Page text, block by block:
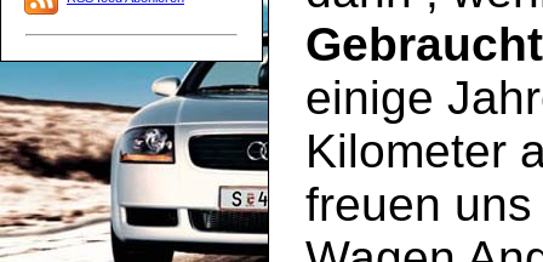
einige
Kilometer
freuen